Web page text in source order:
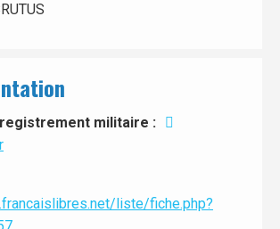
militaire :
liste/fiche.php?